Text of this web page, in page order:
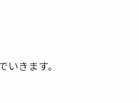
きます。